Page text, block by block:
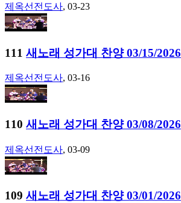
제옥선전도사, 03-23
111 새노래 성가대 찬양 03/15/2026
제옥선전도사, 03-16
110 새노래 성가대 찬양 03/08/2026
제옥선전도사, 03-09
109 새노래 성가대 찬양 03/01/2026